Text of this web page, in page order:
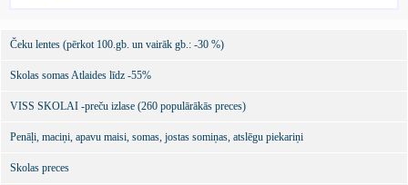
Čeku lentes (pērkot 100.gb. un vairāk gb.: -30 %)
Skolas somas Atlaides līdz -55%
VISS SKOLAI -preču izlase (260 populārākās preces)
Penāļi, maciņi, apavu maisi, somas, jostas somiņas, atslēgu piekariņi
Skolas preces